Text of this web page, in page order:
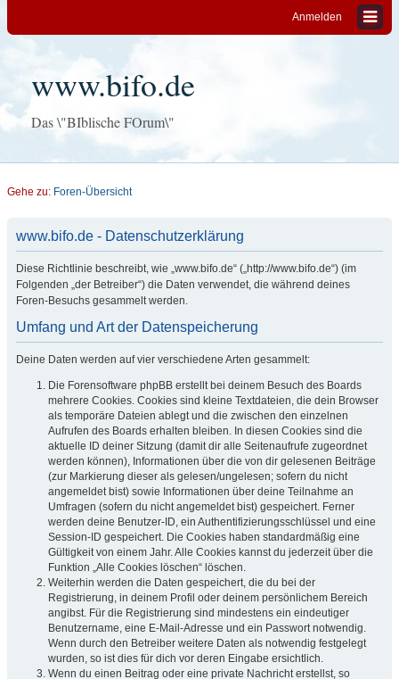
Anmelden
www.bifo.de
Das \"BIblische FOrum\"
Gehe zu: Foren-Übersicht
www.bifo.de - Datenschutzerklärung
Diese Richtlinie beschreibt, wie „www.bifo.de“ („http://www.bifo.de“) (im
Folgenden „der Betreiber“) die Daten verwendet, die während deines
Foren-Besuchs gesammelt werden.
Umfang und Art der Datenspeicherung
Deine Daten werden auf vier verschiedene Arten gesammelt:
Die Forensoftware phpBB erstellt bei deinem Besuch des Boards
mehrere Cookies. Cookies sind kleine Textdateien, die dein Browser
als temporäre Dateien ablegt und die zwischen den einzelnen
Aufrufen des Boards erhalten bleiben. In diesen Cookies sind die
aktuelle ID deiner Sitzung (damit dir alle Seitenaufrufe zugeordnet
werden können), Informationen über die von dir gelesenen Beiträge
(zur Markierung dieser als gelesen/ungelesen; sofern du nicht
angemeldet bist) sowie Informationen über deine Teilnahme an
Umfragen (sofern du nicht angemeldet bist) gespeichert. Ferner
werden deine Benutzer-ID, ein Authentifizierungsschlüssel und eine
Session-ID gespeichert. Die Cookies haben standardmäßig eine
Gültigkeit von einem Jahr. Alle Cookies kannst du jederzeit über die
Funktion „Alle Cookies löschen“ löschen.
Weiterhin werden die Daten gespeichert, die du bei der
Registrierung, in deinem Profil oder deinem persönlichem Bereich
angibst. Für die Registrierung sind mindestens ein eindeutiger
Benutzername, eine E-Mail-Adresse und ein Passwort notwendig.
Wenn durch den Betreiber weitere Daten als notwendig festgelegt
wurden, so ist dies für dich vor deren Eingabe ersichtlich.
Wenn du einen Beitrag oder eine private Nachricht erstellst, so